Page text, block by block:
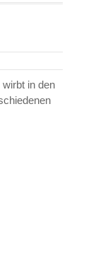
in den